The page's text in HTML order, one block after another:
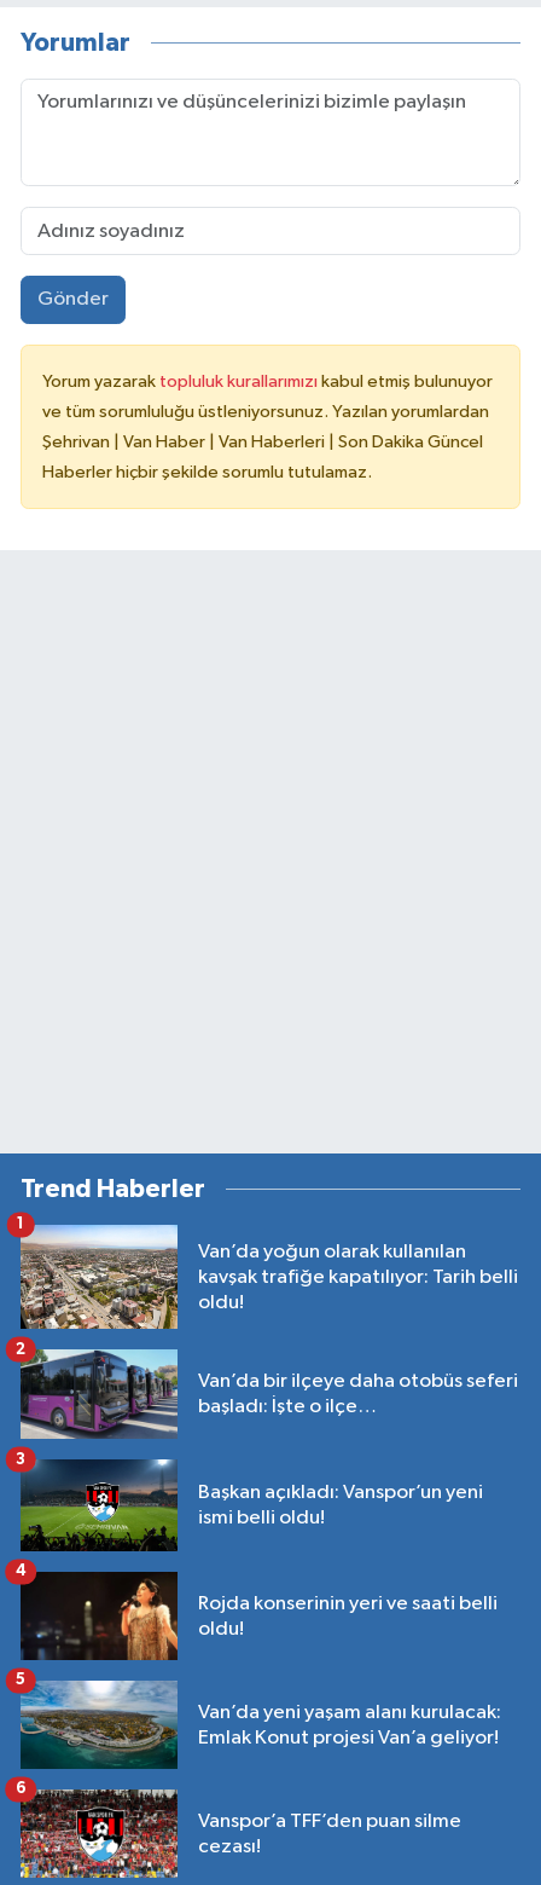
Yorumlar
Gönder
Yorum yazarak topluluk kurallarımızı kabul etmiş bulunuyor
ve tüm sorumluluğu üstleniyorsunuz. Yazılan yorumlardan
Şehrivan | Van Haber | Van Haberleri | Son Dakika Güncel
Haberler hiçbir şekilde sorumlu tutulamaz.
Trend Haberler
Van’da yoğun olarak kullanılan
kavşak trafiğe kapatılıyor: Tarih belli
oldu!
1
Van’da bir ilçeye daha otobüs seferi
başladı: İşte o ilçe…
2
Başkan açıkladı: Vanspor’un yeni
ismi belli oldu!
3
Rojda konserinin yeri ve saati belli
oldu!
4
Van’da yeni yaşam alanı kurulacak:
Emlak Konut projesi Van’a geliyor!
5
Vanspor’a TFF’den puan silme
cezası!
6